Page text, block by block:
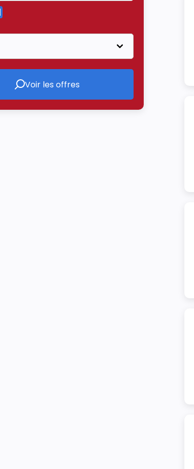
le critère Industrie
la liste déroulante
Voir les offres
Voir les offres